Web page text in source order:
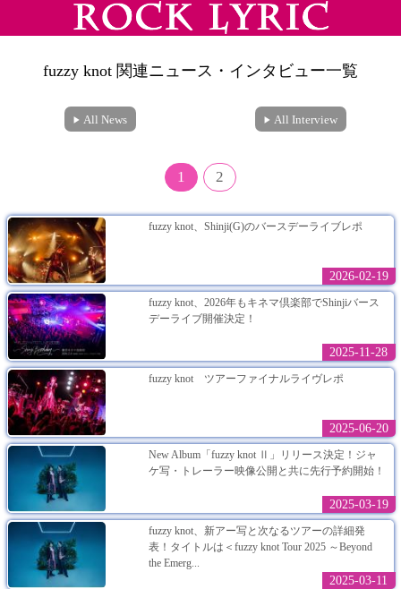
fuzzy knot 関連ニュース・インタビュー一覧
All News All Interview
1 2
fuzzy knot、Shinji(G)のバースデーライブレポ
2026-02-19
fuzzy knot、2026年もキネマ倶楽部でShinjiバース
デーライブ開催決定！
2025-11-28
fuzzy knot ツアーファイナルライヴレポ
2025-06-20
New Album「fuzzy knot Ⅱ」リリース決定！ジャ
ケ写・トレーラー映像公開と共に先行予約開始！
2025-03-19
fuzzy knot、新アー写と次なるツアーの詳細発
表！タイトルは＜fuzzy knot Tour 2025 ～Beyond
the Emerg...
2025-03-11